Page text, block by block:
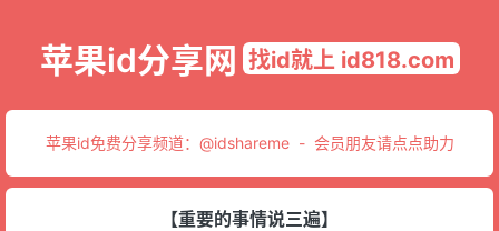
苹果id分享网 找id就上 id818.com
苹果id免费分享频道： @idshareme- 会员朋友请点点助力
【重要的事情说三遍】